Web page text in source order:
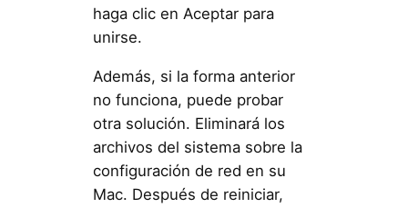
haga clic en Aceptar para
unirse.
Además, si la forma anterior
no funciona, puede probar
otra solución. Eliminará los
archivos del sistema sobre la
configuración de red en su
Mac. Después de reiniciar,